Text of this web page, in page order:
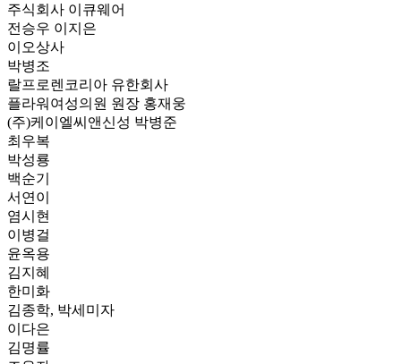
주식회사 이큐웨어
전승우 이지은
이오상사
박병조
랄프로렌코리아 유한회사
플라워여성의원 원장 홍재웅
(주)케이엘씨앤신성 박병준
최우복
박성룡
백순기
서연이
염시현
이병걸
윤옥용
김지혜
한미화
김종학, 박세미자
이다은
김명률